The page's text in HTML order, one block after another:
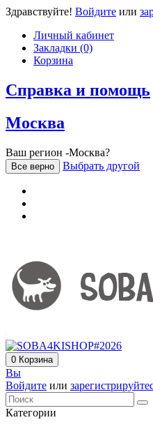
Здравствуйте! Войдите или
Личный кабинет
Закладки (0)
Корзина
Справка и помощь
Москва
Ваш регион -Москва?
Все верно Выбрать другой
0 Корзина
Вы
Войдите или
Категории